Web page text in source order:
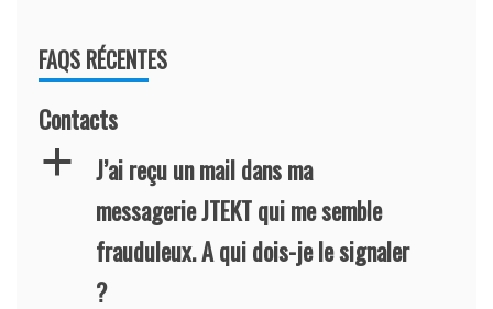
FAQS RÉCENTES
Contacts
a
J’ai reçu un mail dans ma
messagerie JTEKT qui me semble
frauduleux. A qui dois-je le signaler
?